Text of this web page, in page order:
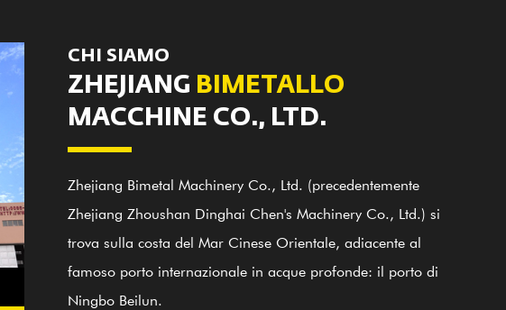
CHI SIAMO
ZHEJIANG BIMETALLO
MACCHINE CO., LTD.
Zhejiang Bimetal Machinery Co., Ltd. (precedentemente
Zhejiang Zhoushan Dinghai Chen's Machinery Co., Ltd.) si
trova sulla costa del Mar Cinese Orientale, adiacente al
famoso porto internazionale in acque profonde: il porto di
Ningbo Beilun.